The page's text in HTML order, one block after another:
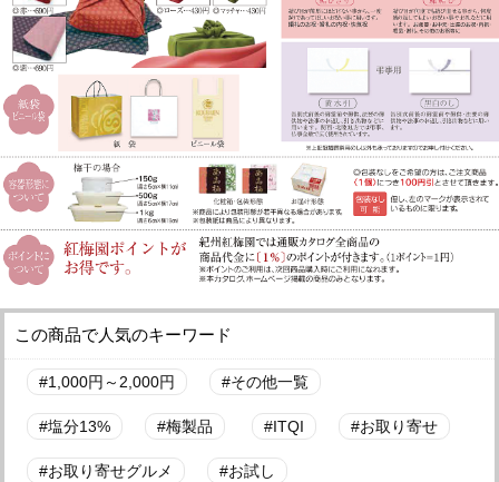
この商品で人気のキーワード
1,000円～2,000円 その他一覧
塩分13% 梅製品 ITQI お取り寄せ
お取り寄せグルメ お試し